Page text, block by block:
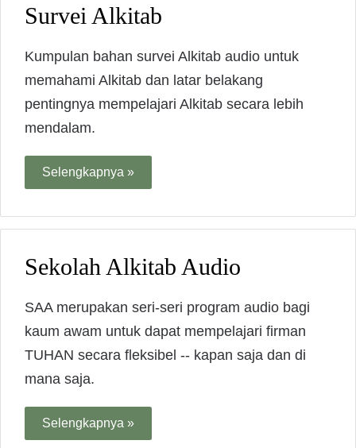
Survei Alkitab
Kumpulan bahan survei Alkitab audio untuk
memahami Alkitab dan latar belakang
pentingnya mempelajari Alkitab secara lebih
mendalam.
Selengkapnya »
Sekolah Alkitab Audio
SAA merupakan seri-seri program audio bagi
kaum awam untuk dapat mempelajari firman
TUHAN secara fleksibel -- kapan saja dan di
mana saja.
Selengkapnya »